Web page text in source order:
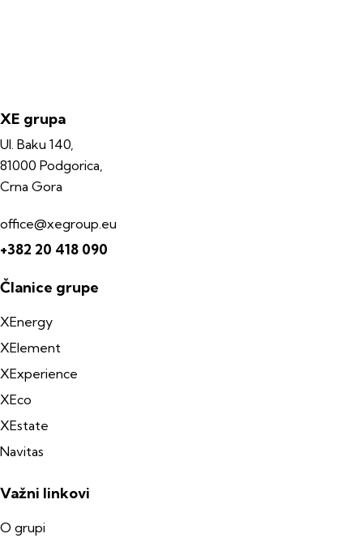
XE grupa
Ul. Baku 140,
81000 Podgorica,
Crna Gora
office@xegroup.eu
+382 20 418 090
Članice grupe
XEnergy
XElement
XExperience
XEco
XEstate
Navitas
Važni linkovi
O grupi